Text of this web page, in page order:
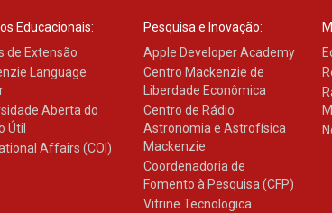
Educacionais:
de Extensão
Language
Aberta do
Útil
Affairs (COI)
Pesquisa e Inovação:
Apple Developer Academy
Centro Mackenzie de
Liberdade Econômica
Centro de Rádio
Astronomia e Astrofísica
Mackenzie
Coordenadoria de
Fomento à Pesquisa (CFP)
Vitrine Tecnologica